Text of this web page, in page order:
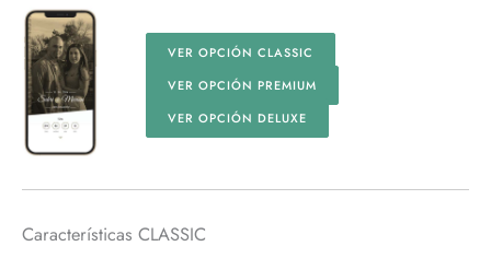
VER OPCIÓN CLASSIC
VER OPCIÓN PREMIUM
VER OPCIÓN DELUXE
Características CLASSIC